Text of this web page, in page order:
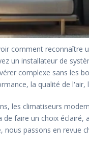
comment
un installateur de
complexe sans les
la qualité de
les climatiseurs
faire un choix éclairé,
passons en revue